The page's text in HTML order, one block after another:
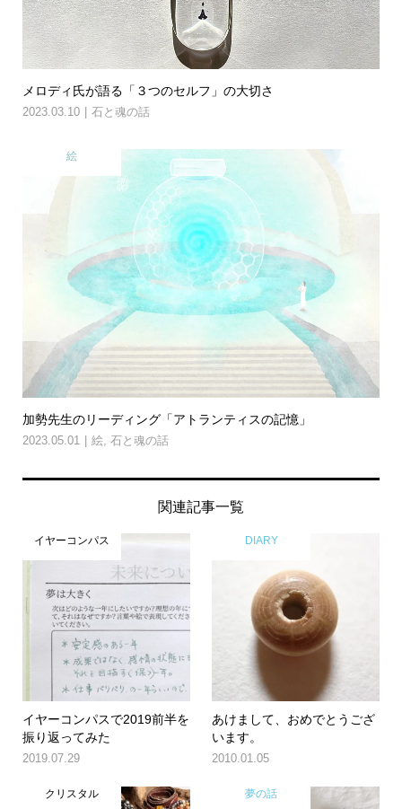
メロディ氏が語る「３つのセルフ」の大切さ
2023.03.10 石と魂の話
絵
加勢先生のリーディング「アトランティスの記憶」
2023.05.01 絵, 石と魂の話
関連記事一覧
イヤーコンパス
イヤーコンパスで2019前半を
振り返ってみた
2019.07.29
DIARY
あけまして、おめでとうござ
います。
2010.01.05
クリスタル 夢の話